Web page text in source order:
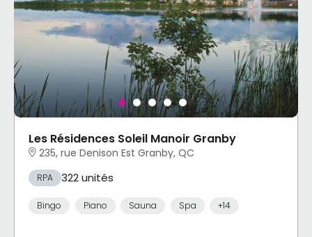
Les Résidences Soleil Manoir Granby
235, rue Denison Est Granby, QC
RPA 322 unités
Bingo Piano Sauna Spa +14